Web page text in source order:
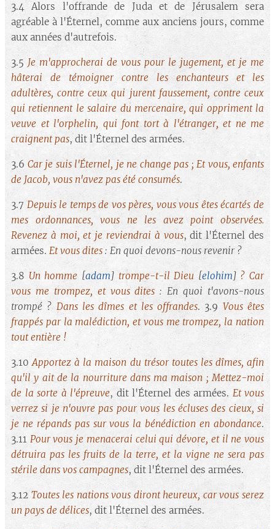
3.4 Alors l'offrande de Juda et de Jérusalem sera
agréable à l'Éternel, comme aux anciens jours, comme
aux années d'autrefois.
3.5 Je m'approcherai de vous pour le jugement, et je me
hâterai de témoigner contre les enchanteurs et les
adultères, contre ceux qui jurent faussement, contre ceux
qui retiennent le salaire du mercenaire, qui oppriment la
veuve et l'orphelin, qui font tort à l'étranger, et ne me
craignent pas, dit l'Éternel des armées.
3.6 Car je suis l'Éternel, je ne change pas ; Et vous, enfants
de Jacob, vous n'avez pas été consumés.
3.7 Depuis le temps de vos pères, vous vous êtes écartés de
mes ordonnances, vous ne les avez point observées.
Revenez à moi, et je reviendrai à vous, dit l'Éternel des
armées. Et vous dites : En quoi devons-nous revenir ?
3.8 Un homme [adam] trompe-t-il Dieu [elohim] ? Car
vous me trompez, et vous dites: En quoi t'avons-nous
trompé ? Dans les dîmes et les offrandes. 3.9 Vous êtes
frappés par la malédiction, et vous me trompez, la nation
tout entière !
3.10Apportez à la maison du trésor toutes les dîmes, afin
qu'il y ait de la nourriture dans ma maison ; Mettez-moi
de la sorte à l'épreuve, dit l'Éternel des armées. Et vous
verrez si je n'ouvre pas pour vous les écluses des cieux, si
je ne répands pas sur vous la bénédiction en abondance.
3.11 Pour vous je menacerai celui qui dévore, et il ne vous
détruira pas les fruits de la terre, et la vigne ne sera pas
stérile dans vos campagnes, dit l'Éternel des armées.
3.12Toutes les nations vous diront heureux, car vous serez
un pays de délices, dit l'Éternel des armées.